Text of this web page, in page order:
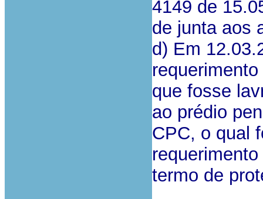
4149 de
de junta aos
d) Em
que fosse
ao prédio
CPC, o qual
termo de